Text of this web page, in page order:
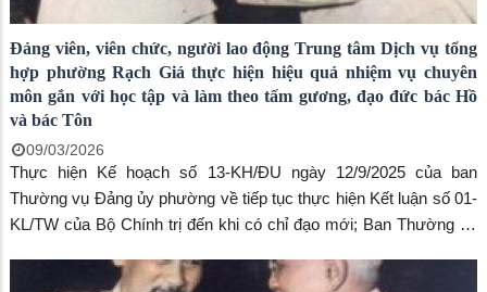
Đảng viên, viên chức, người lao động Trung tâm Dịch vụ tổng
hợp phường Rạch Giá thực hiện hiệu quả nhiệm vụ chuyên
môn gắn với học tập và làm theo tấm gương, đạo đức bác Hồ
và bác Tôn
09/03/2026
Thực hiện Kế hoạch số 13-KH/ĐU ngày 12/9/2025 của ban
Thường vụ Đảng ủy phường về tiếp tục thực hiện Kết luận số 01-
KL/TW của Bộ Chính trị đến khi có chỉ đạo mới; Ban Thường vụ
đề toàn khóa, Chuyên đề năm 2024 – 2025. Sau khi được chi ủy